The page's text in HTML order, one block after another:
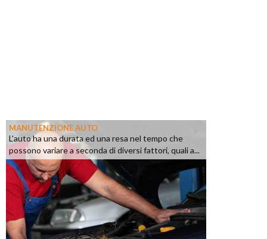
MANUTENZIONE AUTO
L'auto ha una durata ed una resa nel tempo che
possono variare a seconda di diversi fattori, quali a...